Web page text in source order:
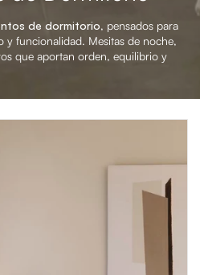
de dormitorio, pensados para
y funcionalidad. Mesitas de noche,
que aportan orden, equilibrio y